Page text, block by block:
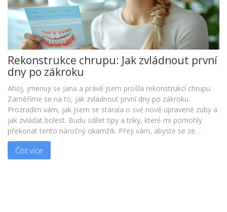
Rekonstrukce chrupu: Jak zvládnout první
dny po zákroku
Ahoj, jmenuji se Jana a právě jsem prošla rekonstrukcí chrupu.
Zaměříme se na to, jak zvládnout první dny po zákroku.
Prozradím vám, jak jsem se starala o své nově upravené zuby a
jak zvládat bolest. Budu sdílet tipy a triky, které mi pomohly
překonat tento náročný okamžik. Přeji vám, abyste se ze
zákroku dostali co nejrychleji a bez komplikací.
Číst více